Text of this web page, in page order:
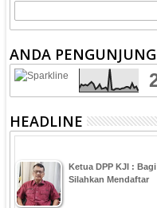
ANDA
HEADLINE
Ketua DPP KJI :
Silahkan Mendaftar